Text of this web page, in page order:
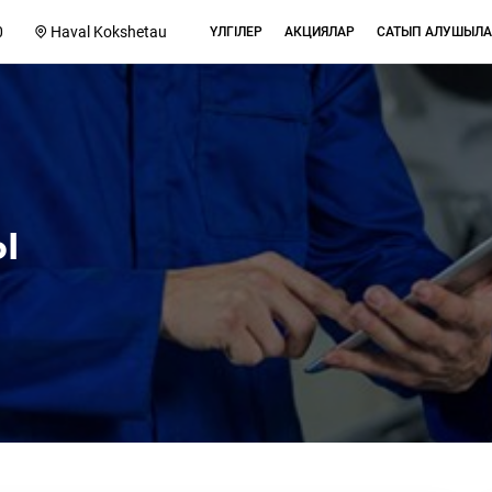
Haval Kokshetau ҮЛГІЛЕР АКЦИЯЛАР САТЫП